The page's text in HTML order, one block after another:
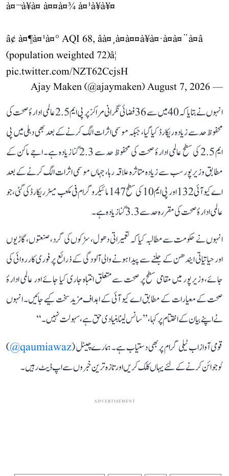
à¤¬à¥à¤ à¤¤à¤¾ à¤¹à¥à¥¤
â¢ à¤¶à¤¹à¤° AQI 68, âà¤¸à¤à¤¤à¥à¤·à¤à¤¨à¤â
(population weighted 72)â¦
pic.twitter.com/NZT62CcjsH
— Ajay Maken (@ajaymaken)
August 7, 2026
انہوں نے بتایا کہ 40 میں سے 36 فضائی نگرانی مراکز پر پی ایم 2.5 عالمی ادارۂ صحت کی
محفوظ حد سے زیادہ ریکارڈ کیا گیا، جبکہ موسمی اثرات الگ کرنے کے بعد بھی دہلی میں پی
ایم 2.5 کی سطح عالمی ادارۂ صحت کی محفوظ حد سے 2.3 گنا زیادہ ہے۔ اجے ماکن کے
مطابق وزیرپور سب سے زیادہ متاثرہ علاقہ رہا، جہاں موسمی اثرات الگ کرنے کے بعد
اے کیو آئی 132 اور پی ایم 10 کی سطح 147 مائیکروگرام فی مکعب میٹر ریکارڈ کی گئی، جو
عالمی ادارۂ صحت کی مقررہ حد سے 3.3 گنا زیادہ ہے۔
انہوں نے حکومت سے مطالبہ کیا کہ تعمیراتی دھول، سڑکوں کی گرد، صنعتوں، گاڑیوں
اور حیاتیاتی ایندھن کے جلنے سے پیدا ہونے والی آلودگی کے ذرائع پر فوری کارروائی کی
جائے، وزیرپور میں مقامی سطح پر صحت سے متعلق انتباہ جاری کیا جائے اور عالمی ادارۂ
صحت کے معیارات کے مطابق اے کیو آئی کے اہداف مزید سخت کیے جائیں۔ انہوں
نے اپنے بیان کے اختتام پر کہا، ’’سانس لینا بنیادی حق ہے، سہولت نہیں۔‘‘
قومی آواز اب ٹیلی گرام پر بھی دستیاب ہے۔ ہمارے چینل (qaumiawaz@
)
کو جوائن کرنے کے لئے یہاں کلک کریں اور تازہ ترین خبروں سے اپ ڈیٹ رہیں۔
ADVERTISEMENT